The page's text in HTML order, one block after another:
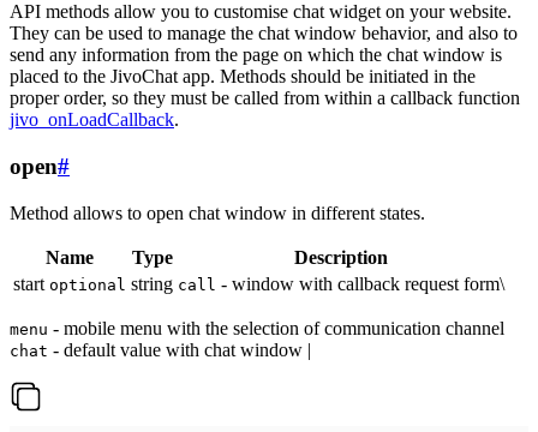
API methods allow you to customise chat widget on your website.
They can be used to manage the chat window behavior, and also to
send any information from the page on which the chat window is
placed to the JivoChat app. Methods should be initiated in the
proper order, so they must be called from within a callback function
jivo_onLoadCallback.
open#
Method allows to open chat window in different states.
Name Type
Description
start optional string call - window with callback request form\
menu - mobile menu with the selection of communication channel
chat - default value with chat window |